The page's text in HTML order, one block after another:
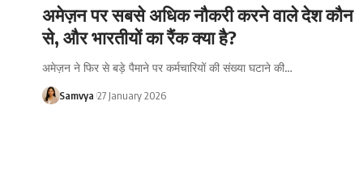
अमेज़न पर सबसे अधिक नौकरी करने वाले देश कौन
से, और भारतीयों का रैंक क्या है?
अमेज़न ने फिर से बड़े पैमाने पर कर्मचारियों की संख्या घटाने की…
Samvya 27 January 2026